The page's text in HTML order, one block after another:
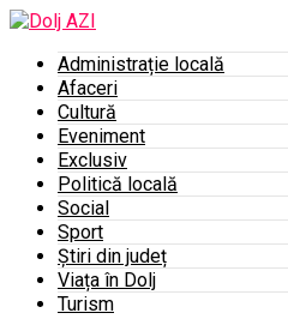
Administrație locală
Afaceri
Cultură
Eveniment
Exclusiv
Politică locală
Social
Sport
Știri din județ
Viața în Dolj
Turism